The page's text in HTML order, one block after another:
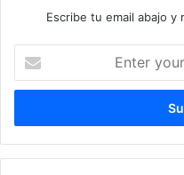
Escribe tu email abajo y
t
r
y